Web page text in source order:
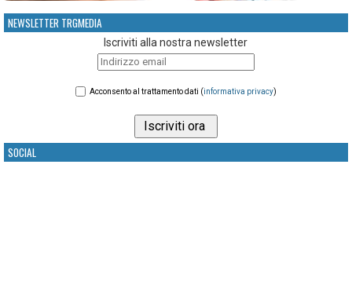
NEWSLETTER TRGMEDIA
Iscriviti alla nostra newsletter
Acconsento al trattamento dati (informativa privacy)
SOCIAL